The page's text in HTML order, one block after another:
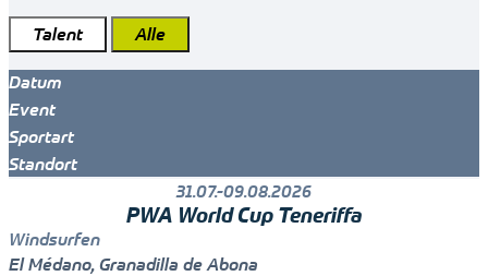
Talent Alle
Datum
Event
Sportart
Standort
31.07.-09.08.2026
PWA World Cup Teneriffa
Windsurfen
El Médano, Granadilla de Abona